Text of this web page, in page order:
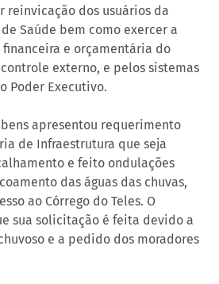
dos usuários da
Saúde bem como exercer a
e orçamentária do
externo, e pelos sistemas
Poder Executivo.
apresentou requerimento
de Infraestrutura que seja
e feito ondulações
das águas das chuvas,
ao Córrego do Teles. O
sua solicitação é feita devido a
e a pedido dos moradores